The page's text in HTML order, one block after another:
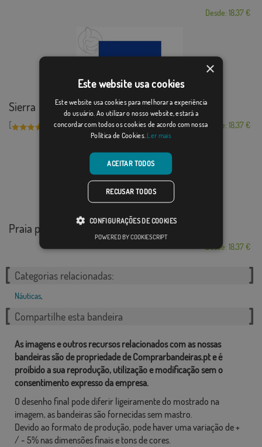
Desde: 18,37 €
Sierra
[ (3)] Desde: 18,37 €
Praia para deficientes
Desde: 18,37 €
Categorias relacionadas:
Náuticas,
Compartilhe esta bandeira
As imagens e outros recursos relacionados com as nossas
bandeiras são de propriedade de Comprarbandeiras.pt e é
proibido a sua reprodução, utilização e modificação sem o
consentimento expresso da empresa.
O desenho final pode diferir ligeiramente do mostrado na
imagem, as bandeiras são fornecidas sem mastro.
Devido ao formato de produção, pode haver uma variação de +
/ - 5% nas dimensões finais e tons de cores.
×
Este website usa cookies
Este website usa cookies para melhorar a experiência
do usuário. Ao utilizar o nosso website, estará a
concordar com todos os cookies de acordo com nossa
Política de Cookies. Ler mais
ACEITAR TODOS
RECUSAR TODOS
CONFIGURAÇÕES DE COOKIES
POWERED BY COOKIESCRIPT